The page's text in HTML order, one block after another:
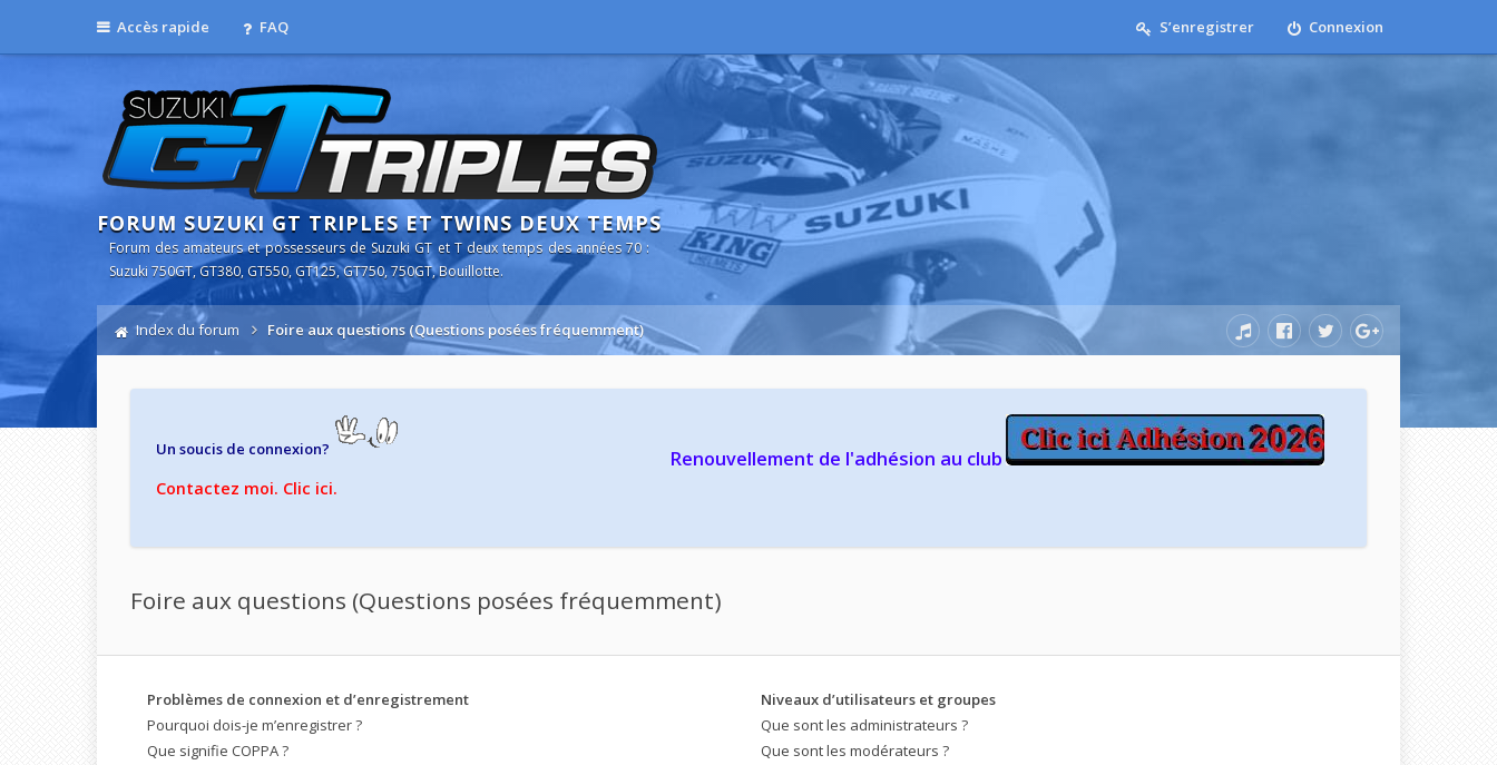
Accès rapide FAQ Connexion
S’enregistrer
FORUM SUZUKI GT TRIPLES ET TWINS DEUX TEMPS
Forum des amateurs et possesseurs de Suzuki GT et T deux temps des années 70 :
Suzuki 750GT, GT380, GT550, GT125, GT750, 750GT, Bouillotte.
Index du forum Foire aux questions (Questions posées fréquemment)
Un soucis de connexion?
Contactez moi. Clic ici.
Renouvellement de l'adhésion au club
Foire aux questions (Questions posées fréquemment)
Problèmes de connexion et d’enregistrement
Pourquoi dois-je m’enregistrer ?
Que signifie COPPA ?
Niveaux d’utilisateurs et groupes
Que sont les administrateurs ?
Que sont les modérateurs ?